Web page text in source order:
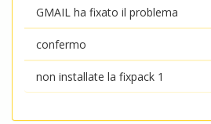
GMAIL ha fixato il problema
confermo
non installate la fixpack 1